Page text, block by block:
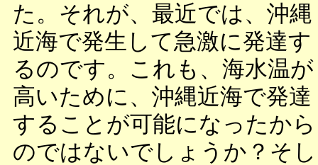
た。それが、最近では、沖縄
近海で発生して急激に発達す
るのです。これも、海水温が
高いために、沖縄近海で発達
することが可能になったから
のではないでしょうか？そし